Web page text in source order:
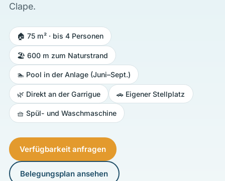
Clape.
🏠 75 m² · bis 4 Personen
🏖️ 600 m zum Naturstrand
🏊 Pool in der Anlage (Juni–Sept.)
🌿 Direkt an der Garrigue 🚗 Eigener Stellplatz
🧺 Spül- und Waschmaschine
Verfügbarkeit anfragen
Belegungsplan ansehen